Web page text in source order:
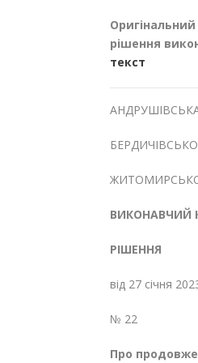
рішення
текст
ВИКОНАВЧИЙ
РІШЕННЯ
від 27 січня
№ 22
Про